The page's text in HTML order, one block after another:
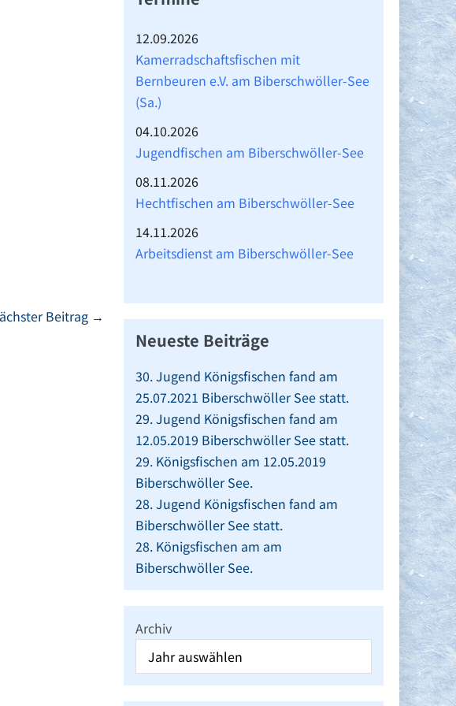
Beitrag →
12.09.2026
Kamerradschaftsfischen mit
Bernbeuren e.V. am Biberschwöller-See
(Sa.)
04.10.2026
Jugendfischen am Biberschwöller-See
08.11.2026
Hechtfischen am Biberschwöller-See
14.11.2026
Arbeitsdienst am Biberschwöller-See
Neueste Beiträge
30. Jugend Königsfischen fand am
25.07.2021 Biberschwöller See statt.
29. Jugend Königsfischen fand am
12.05.2019 Biberschwöller See statt.
29. Königsfischen am 12.05.2019
Biberschwöller See.
28. Jugend Königsfischen fand am
Biberschwöller See statt.
28. Königsfischen am am
Biberschwöller See.
Archiv